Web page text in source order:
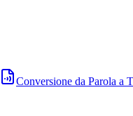
Conversione da Parola a